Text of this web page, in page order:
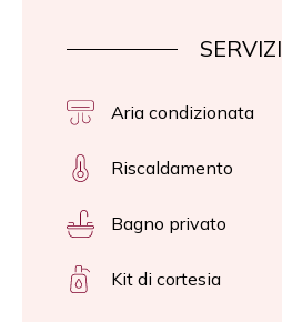
SERVIZI
Aria condizionata
Riscaldamento
Bagno privato
Kit di cortesia